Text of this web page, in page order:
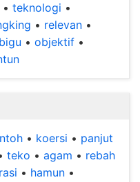
• teknologi •
• relevan •
• objektif •
• koersi • panjut
teko • agam • rebah
• hamun •